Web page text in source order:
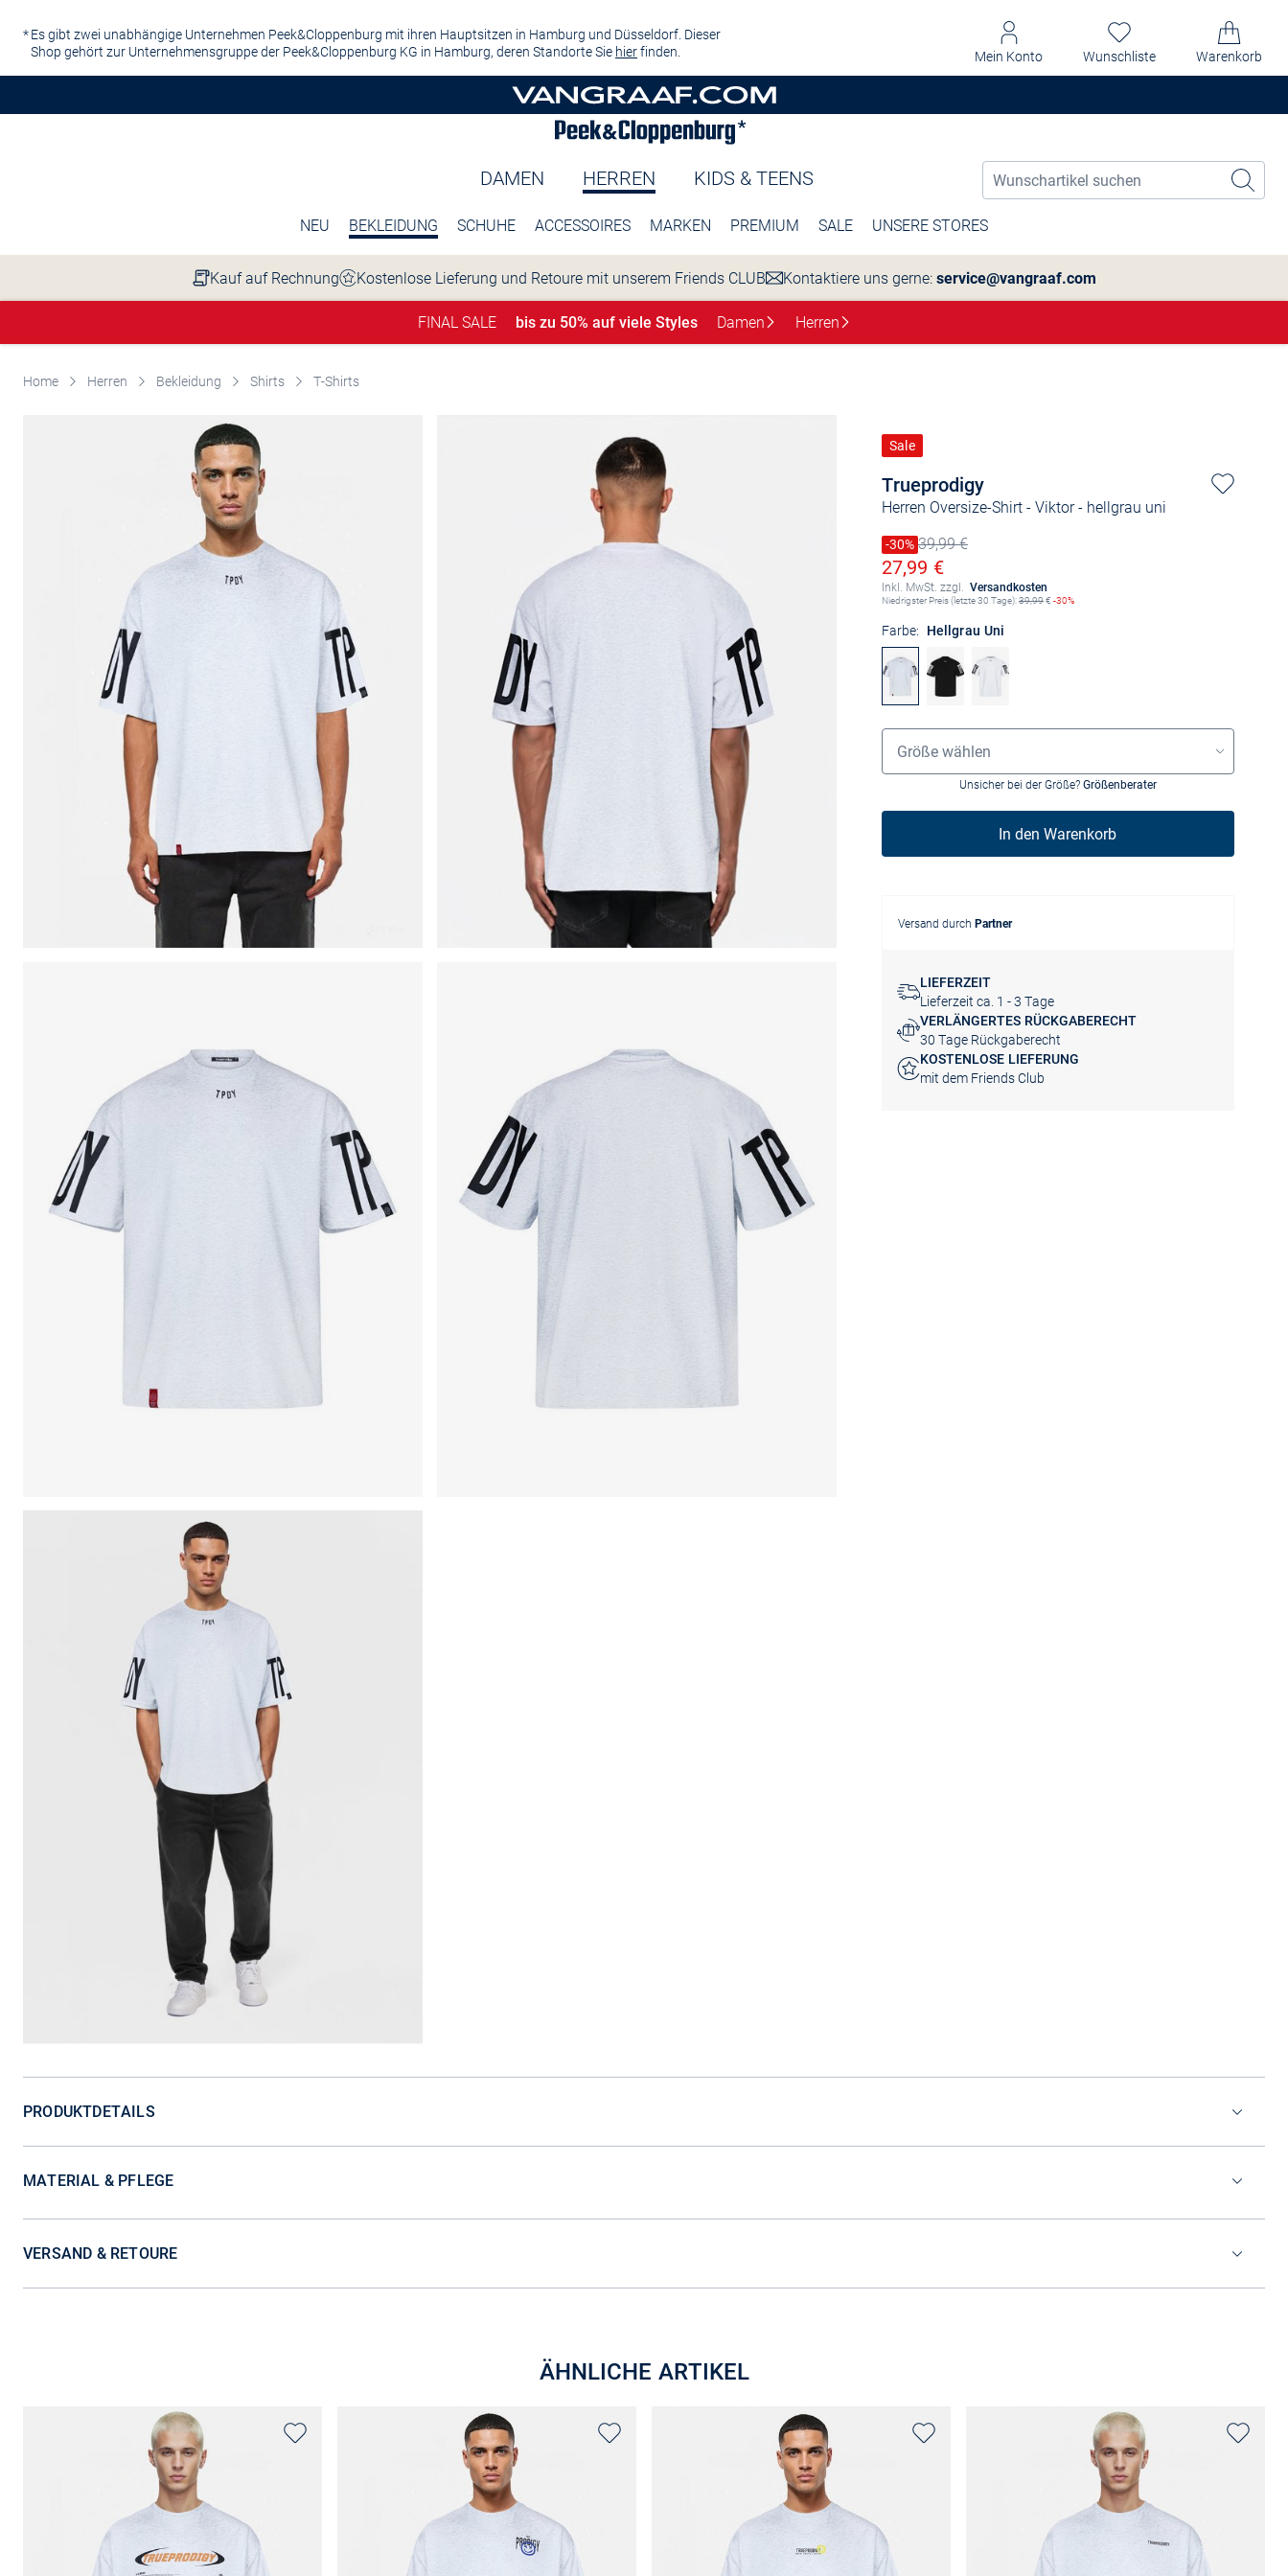
Es gibt zwei unabhängige Unternehmen Peek&Cloppenburg mit ihren Hauptsitzen in Hamburg und Düsseldorf. Dieser
Shop gehört zur Unternehmensgruppe der Peek&Cloppenburg KG in Hamburg, deren Standorte Sie hierfinden. Mein Konto Wunschliste Warenkorb
DAMEN HERREN KIDS & TEENS
NEU BEKLEIDUNG SCHUHE ACCESSOIRES MARKEN PREMIUM SALE UNSERE STORES
Kauf auf Rechnung Kostenlose Lieferung und Retoure mit unserem Friends CLUB Kontaktiere uns gerne: service@vangraaf.com
FINAL SALE bis zu 50% auf viele Styles Damen Herren
Home Herren Bekleidung Shirts T-Shirts
Trueprodigy
Herren Oversize-Shirt - Viktor- hellgrau uni
Sale
Preis reduziert um
-30%
Alter Preis39,99 €
Ermäßigter Preis
27,99 €
Inkl. MwSt. zzgl. Versandkosten
Niedrigster Preis (letzte 30 Tage):39,99€ -30%
Farbe: Hellgrau Uni
Größenauswahl
Größe wählen
Unsicher bei der Größe? Größenberater
In den Warenkorb
Versand durch Partner
LIEFERZEIT
Lieferzeit ca. 1 - 3 Tage
VERLÄNGERTES RÜCKGABERECHT
30 Tage Rückgaberecht
KOSTENLOSE LIEFERUNG
mit dem Friends Club
PRODUKTDETAILS
MATERIAL & PFLEGE
VERSAND & RETOURE
ÄHNLICHE ARTIKEL